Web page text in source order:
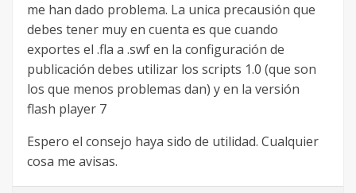
me han dado problema. La unica precausión que
debes tener muy en cuenta es que cuando
exportes el .fla a .swf en la configuración de
publicación debes utilizar los scripts 1.0 (que son
los que menos problemas dan) y en la versión
flash player 7
Espero el consejo haya sido de utilidad. Cualquier
cosa me avisas.